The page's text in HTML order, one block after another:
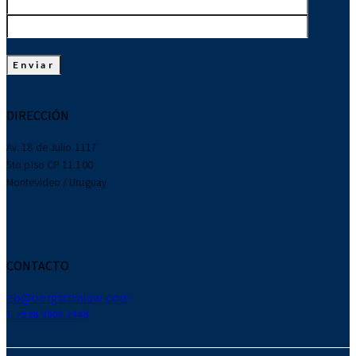
DIRECCIÓN
Av. 18 de Julio 1117
5to piso CP 11.100
Montevideo / Uruguay
CONTACTO
eb@bergsteinlaw.com
T. +598 2901 2448